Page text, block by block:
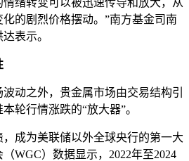
的剧烈价格摆动。”南方基金司南
表示。
动之外，贵金属市场由交易结构引
轮行情涨跌的“放大器”。
成为美联储以外全球央行的第一大
WGC）数据显示，2022年至2024